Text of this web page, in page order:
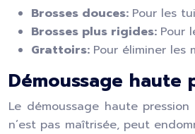
Brosses douces: Pour les
Brosses plus rigides: Pour
Grattoirs: Pour éliminer les
Démoussage
Le démoussage haute
n’est pas maîtrisée, peut